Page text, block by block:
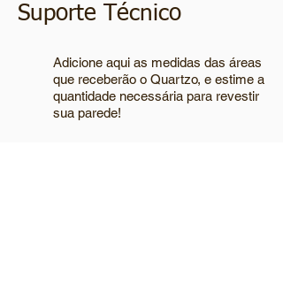
Suporte Técnico
Adicione aqui as medidas das áreas
que receberão o Quartzo, e estime a
quantidade necessária para revestir
sua parede!